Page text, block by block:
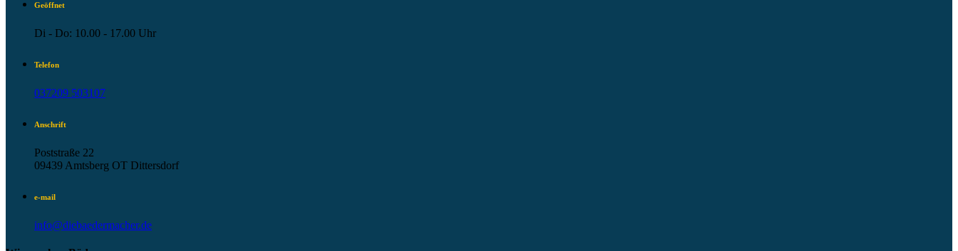
Geöffnet
Di - Do: 10.00 - 17.00 Uhr
Telefon
037209 503107
Anschrift
Poststraße 22
09439 Amtsberg OT Dittersdorf
e-mail
info@diebaedermacher.de